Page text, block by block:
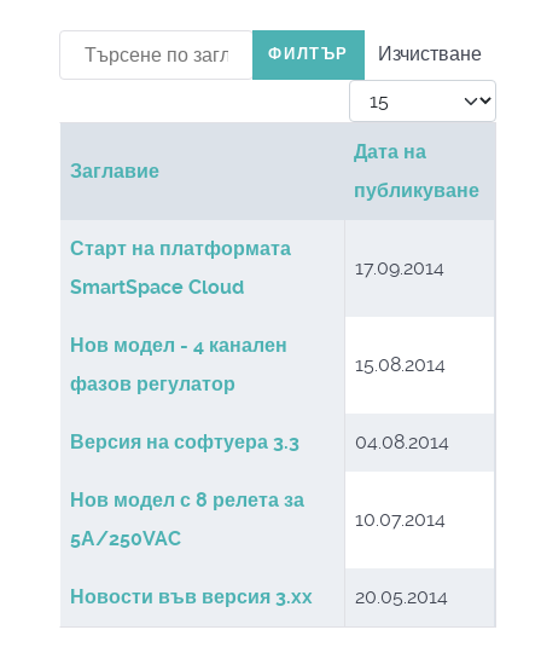
Търсене по заглавие на контакта
ФИЛТЪР
Изчистване
Брой записи #
Статии
Заглавие
Дата на
публикуване
Старт на платформата
SmartSpace Cloud
17.09.2014
Нов модел - 4 канален
фазов регулатор
15.08.2014
Версия на софтуера 3.3 04.08.2014
Нов модел с 8 релета за
5А/250VAC
10.07.2014
Новости във версия 3.xx 20.05.2014